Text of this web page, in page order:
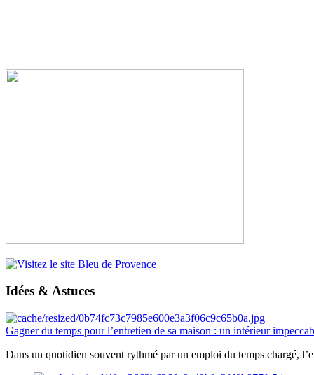
Idées & Astuces
Gagner du temps pour l’entretien de sa maison : un intérieur
Dans un quotidien souvent rythmé par un emploi du temps chargé,